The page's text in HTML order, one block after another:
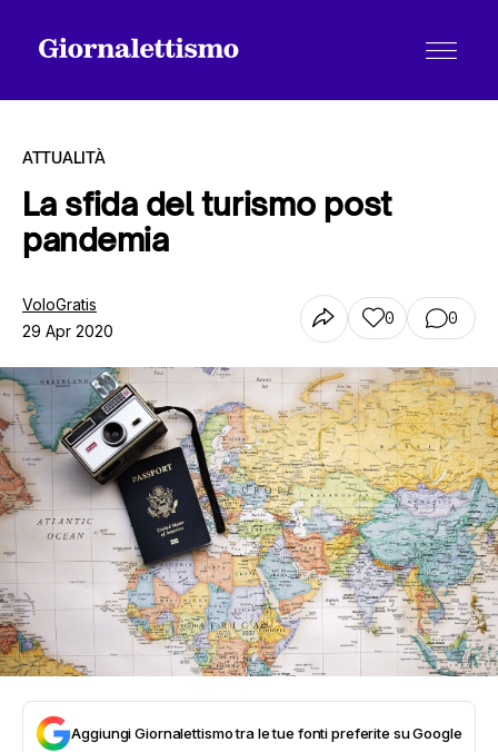
Tutti gli articoli
Chi siamo
Contatti
ATTUALITÀ
La sfida del turismo post
pandemia
VoloGratis
29 Apr 2020
0 0
Aggiungi Giornalettismo tra le tue fonti preferite su Google